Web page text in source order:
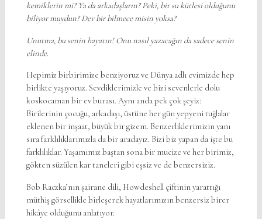
kemiklerin mi? Ya da arkadaşların? Peki, bir su kütlesi olduğunu
biliyor muydun? Dev bir bilmece misin yoksa?
Unutma, bu senin hayatın! Onu nasıl yazacağın da sadece senin
elinde.
Hepimiz birbirimize benziyoruz ve Dünya adlı evimizde hep
birlikte yaşıyoruz. Sevdiklerimizle ve bizi sevenlerle dolu
koskocaman bir ev burası. Aynı anda pek çok şeyiz:
Birilerinin çocuğu, arkadaşı, üstüne her gün yepyeni tuğlalar
eklenen bir inşaat, büyük bir gizem. Benzerliklerimizin yanı
sıra farklılıklarımızla da bir aradayız. Bizi biz yapan da işte bu
farklılıklar. Yaşamımız baştan sona bir mucize ve her birimiz,
gökten süzülen kar taneleri gibi eşsiz ve de benzersiziz.
Bob Raczka’nın şairane dili, Howdeshell çiftinin yarattığı
müthiş görsellikle birleşerek hayatlarımızın benzersiz birer
hikâye olduğunu anlatıyor.